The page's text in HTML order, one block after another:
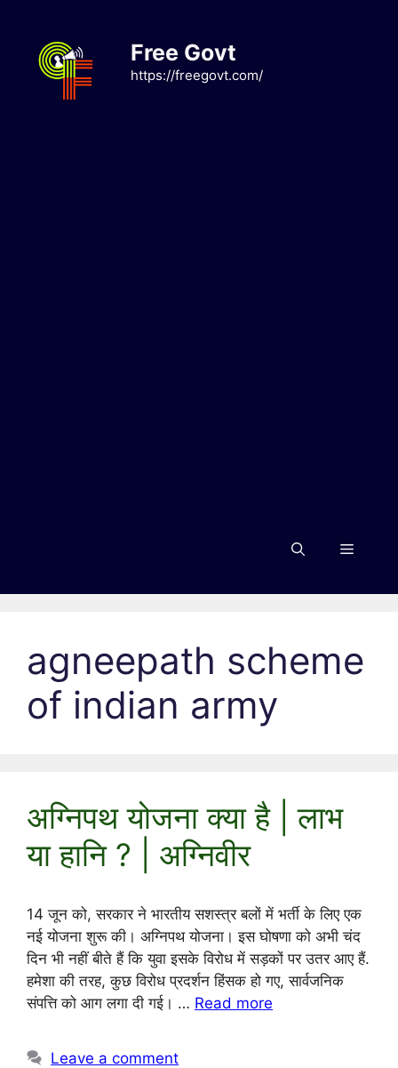
content
Free Govt
https://freegovt.com/
Menu
agneepath scheme
of indian army
अग्निपथ योजना क्या है | लाभ
या हानि ? | अग्निवीर
14 जून को, सरकार ने भारतीय सशस्त्र बलों में भर्ती के लिए एक
नई योजना शुरू की। अग्निपथ योजना। इस घोषणा को अभी चंद
दिन भी नहीं बीते हैं कि युवा इसके विरोध में सड़कों पर उतर आए हैं.
हमेशा की तरह, कुछ विरोध प्रदर्शन हिंसक हो गए, सार्वजनिक
संपत्ति को आग लगा दी गई। … Read more
Leave a comment